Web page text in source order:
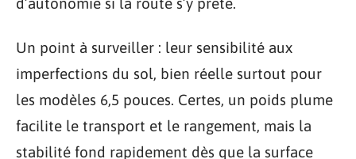
Un point à surveiller : leur sensibilité aux
imperfections du sol, bien réelle surtout pour
les modèles 6,5 pouces. Certes, un poids plume
facilite le transport et le rangement, mais la
stabilité fond rapidement dès que la surface